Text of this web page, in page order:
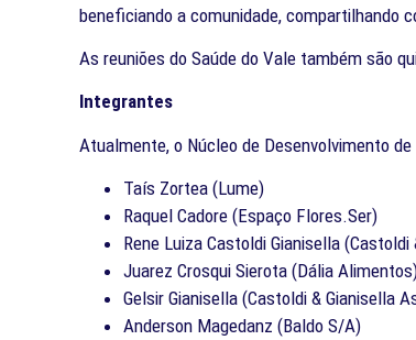
beneficiando a comunidade, compartilhando
As reuniões do Saúde do Vale também são
Integrantes
Atualmente, o Núcleo de Desenvolvimento
Taís Zortea (Lume)
Raquel Cadore (Espaço Flores.Ser)
Rene Luiza Castoldi Gianisella
Juarez Crosqui Sierota (Dália
Gelsir Gianisella (Castoldi & Gianisella
Anderson Magedanz (Baldo S/A)